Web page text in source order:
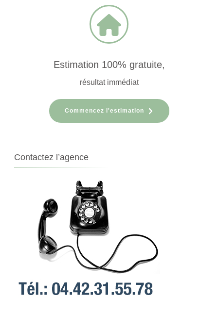
Estimation 100% gratuite,
résultat immédiat
Commencez l'estimation
Contactez l’agence